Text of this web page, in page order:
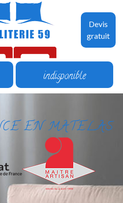
Devis
gratuit
indisponible
EN MATELAS